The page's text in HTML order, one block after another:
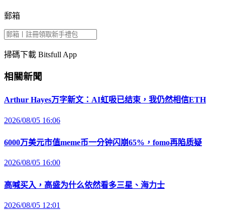
郵箱
掃碼下載 Bitsfull App
相關新聞
Arthur Hayes万字新文：AI虹吸已结束，我仍然相信ETH
2026/08/05 16:06
6000万美元市值meme币一分钟闪崩65%，fomo再陷质疑
2026/08/05 16:00
高喊买入，高盛为什么依然看多三星、海力士
2026/08/05 12:01